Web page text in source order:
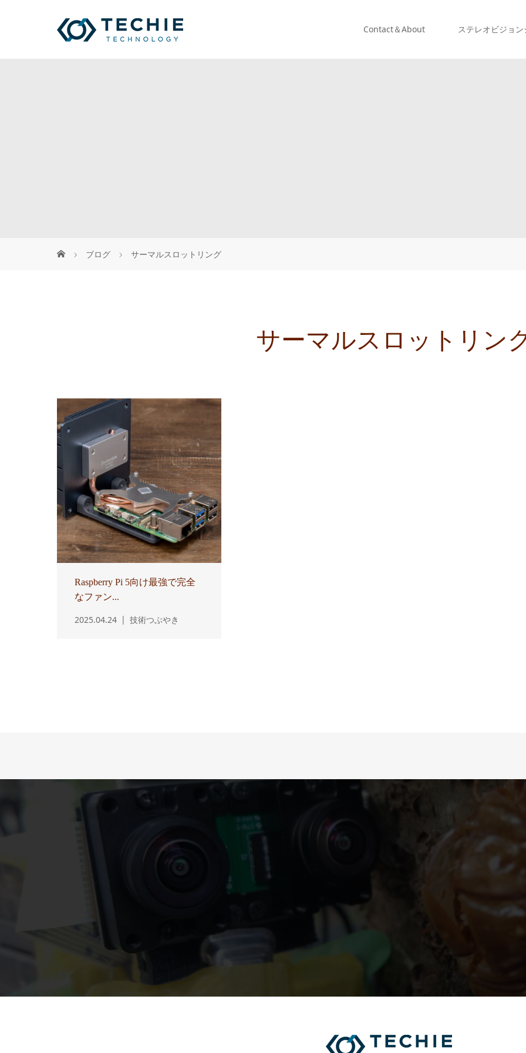
Contact＆About ステレオビジョ
ブログ サーマルスロットリング
サーマルスロットリン
Raspberry Pi 5向け最強で完全
なファン...
2025.04.24 技術つぶやき